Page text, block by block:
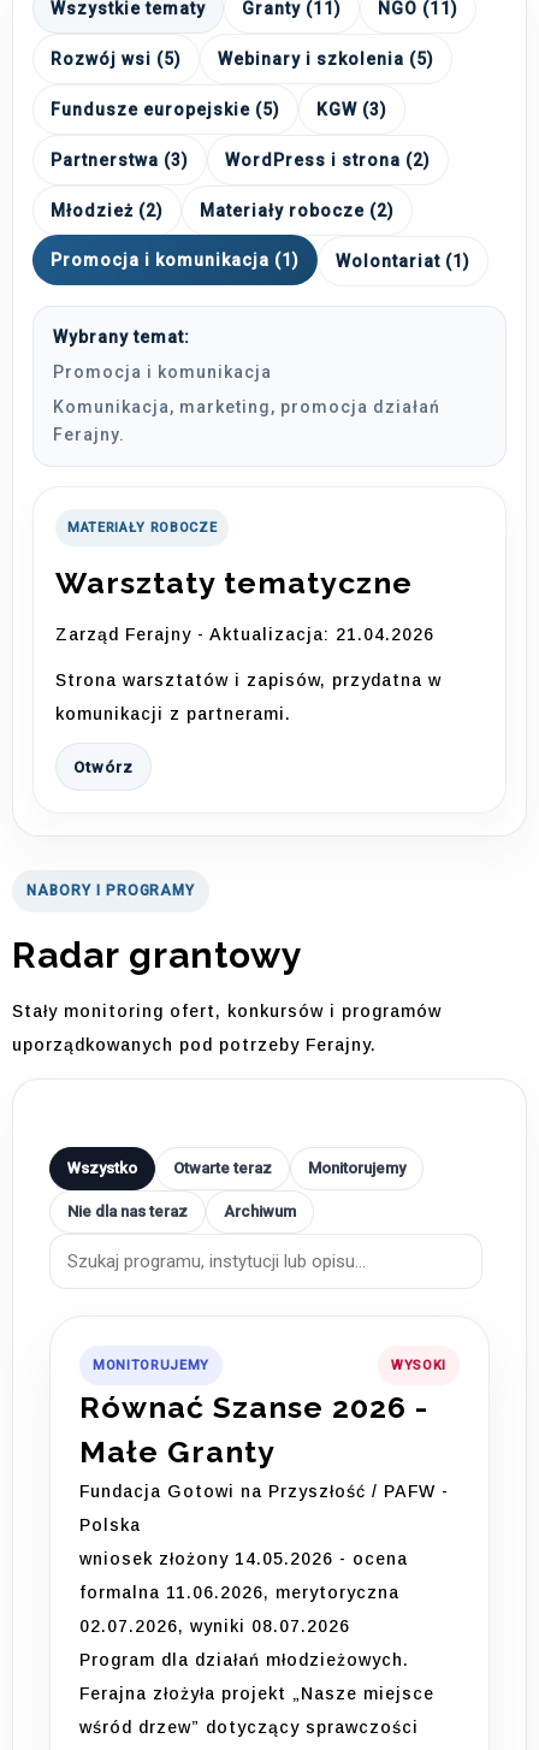
Wszystkie tematy Granty (11) NGO (11)
Rozwój wsi (5) Webinary i szkolenia (5)
Fundusze europejskie (5) KGW (3)
Partnerstwa (3) WordPress i strona (2)
Młodzież (2) Materiały robocze (2)
Promocja i komunikacja (1) Wolontariat (1)
Wybrany temat:
Promocja i komunikacja
Komunikacja, marketing, promocja działań
Ferajny.
MATERIAŁY ROBOCZE
Warsztaty tematyczne
Zarząd Ferajny - Aktualizacja: 21.04.2026
Strona warsztatów i zapisów, przydatna w
komunikacji z partnerami.
Otwórz
NABORY I PROGRAMY
Radar grantowy
Stały monitoring ofert, konkursów i programów
uporządkowanych pod potrzeby Ferajny.
Wszystko Otwarte teraz Monitorujemy
Nie dla nas teraz Archiwum
MONITORUJEMY WYSOKI
Równać Szanse 2026 -
Małe Granty
Fundacja Gotowi na Przyszłość / PAFW -
Polska
wniosek złożony 14.05.2026 - ocena
formalna 11.06.2026, merytoryczna
02.07.2026, wyniki 08.07.2026
Program dla działań młodzieżowych.
Ferajna złożyła projekt „Nasze miejsce
wśród drzew” dotyczący sprawczości